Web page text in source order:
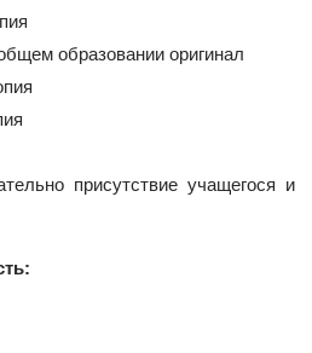
образовании оригинал
присутствие учащегося и